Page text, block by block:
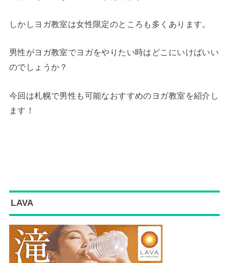
しかしヨガ教室は女性限定のところも多くあります。
男性がヨガ教室でヨガをやりたい時はどこにいけばいい
のでしょうか？
今回は札幌で男性も可能なおすすめのヨガ教室を紹介し
ます！
LAVA